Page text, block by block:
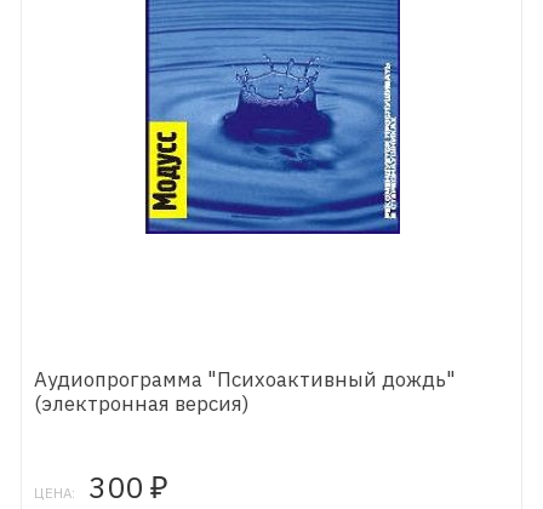
Аудиопрограмма "Психоактивный дождь"
(электронная версия)
ЦЕНА: 300 ₽